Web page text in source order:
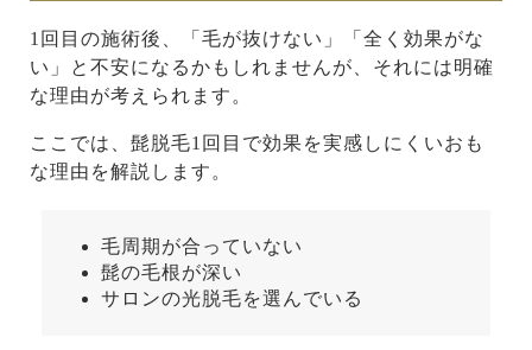
1回目の施術後、「毛が抜けない」「全く効果がな
い」と不安になるかもしれませんが、それには明確
な理由が考えられます。
ここでは、髭脱毛1回目で効果を実感しにくいおも
な理由を解説します。
毛周期が合っていない
髭の毛根が深い
サロンの光脱毛を選んでいる